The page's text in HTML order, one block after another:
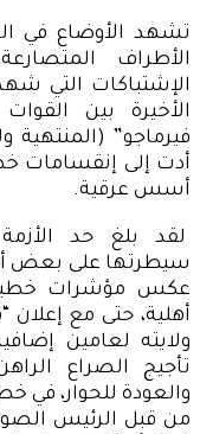
تشهد الأوضاع في
الأطراف
الإشتباكات التي
الأخيرة بين
فيرماجو” (المنتهية
أدت إلى إنقسامات
أسس عرقية.
لقد بلغ حد
سيطرتها على بعض
عكس مؤشرات
أهلية، حتى مع إعلان
ولايته لعامين
تأجيج الصراع
والعودة للحوار، في
من قبل الرئيس